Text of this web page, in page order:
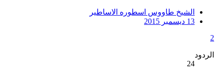
الشيخ طاووس اسطوره الاساطير
13 ديسمبر 2015
2
الردود
24